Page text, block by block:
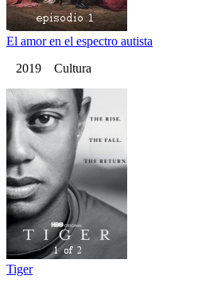
El amor en el espectro autista
2019 Cultura
Tiger